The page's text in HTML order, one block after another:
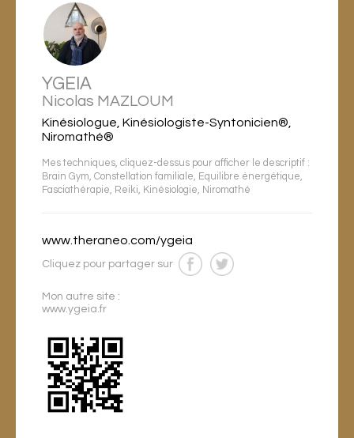
YGEIA
Nicolas MAZLOUM
Kinésiologue, Kinésiologiste-Syntonicien®,
Niromathé®
Mes techniques, cliquez-dessus pour afficher le descriptif :
Brain Gym, Constellation familiale, Equilibre énergétique,
Fasciathérapie, Reiki, Kinésiologie, Niromathé
www.theraneo.com/ygeia
Cliquez pour partager sur
Mon autre site :
www.ygeia.fr